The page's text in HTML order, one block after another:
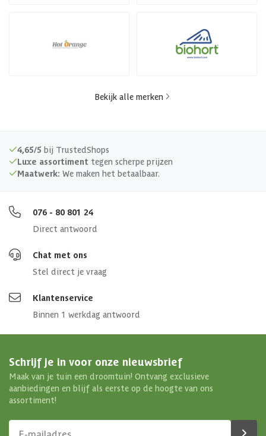
Bekijk alle merken
4,65/5 bij TrustedShops
Luxe assortiment tegen scherpe prijzen
Maatwerk: We maken het betaalbaar.
076 - 80 801 24
Direct antwoord
Chat met ons
Stel direct je vraag
Klantenservice
Binnen 1 werkdag antwoord
Schrijf je in voor onze nieuwsbrief
Maak van je tuin een droomtuin! Ontvang exclusieve
aanbiedingen en blijf als eerste op de hoogte van ons
assortiment!